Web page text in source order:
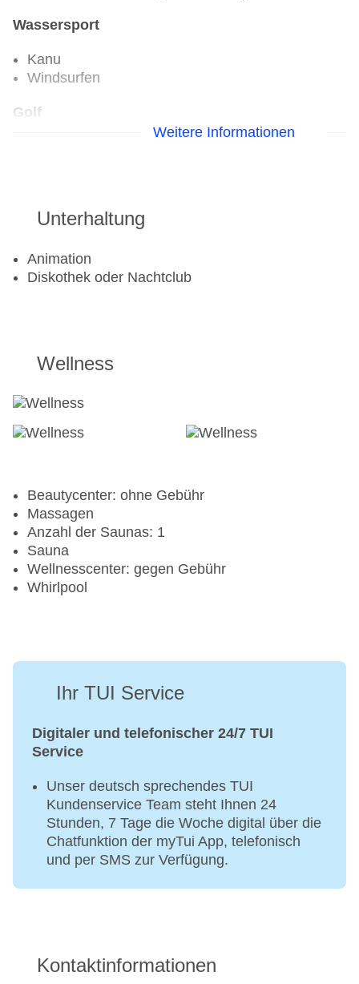
Wassersport
Kanu
Windsurfen
Golf
Weitere Informationen
Unterhaltung
Animation
Diskothek oder Nachtclub
Wellness
Beautycenter: ohne Gebühr
Massagen
Anzahl der Saunas: 1
Sauna
Wellnesscenter: gegen Gebühr
Whirlpool
Ihr TUI Service
Digitaler und telefonischer 24/7 TUI
Service
Unser deutsch sprechendes TUI
Kundenservice Team steht Ihnen 24
Stunden, 7 Tage die Woche digital über die
Chatfunktion der myTui App, telefonisch
und per SMS zur Verfügung.
Kontaktinformationen